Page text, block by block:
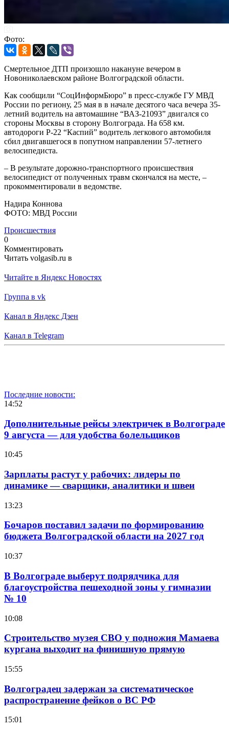
Фото:
Смертельное ДТП произошло накануне вечером в
Новониколаевском районе Волгоградской области.
Как сообщили “СоцИнформБюро” в пресс-службе ГУ МВД
России по региону, 25 мая в в начале десятого часа вечера 35-
летний водитель на автомашине “ВАЗ-21093” двигался со
стороны Москвы в сторону Волгограда. На 658 км.
автодороги Р-22 “Каспий” водитель легкового автомобиля
сбил двигавшегося в попутном направлении 57-летнего
велосипедиста.
– В результате дорожно-транспортного происшествия
велосипедист от полученных травм скончался на месте, –
прокомментировали в ведомстве.
Надира Коннова
ФОТО: МВД России
Происшествия
0
Комментировать
Читать volgasib.ru в
Читайте в Яндекс Новостях
Группа в vk
Канал в Яндекс Дзен
Канал в Telegram
Последние новости:
14:52
Дополнительные рейсы электричек в Волгограде
9 августа — для удобства болельщиков
10:45
Зарплаты растут у рабочих: лидеры по
динамике — сварщики, аналитики и швеи
13:23
Бочаров поставил задачи по формированию
бюджета Волгоградской области на 2027 год
10:37
В Волгограде выберут подрядчика для
благоустройства пешеходной зоны у гимназии
№ 10
10:08
Строительство музея СВО у подножия Мамаева
кургана выходит на финишную прямую
15:55
Волгоградец задержан за систематическое
распространение фейков о ВС РФ
15:01